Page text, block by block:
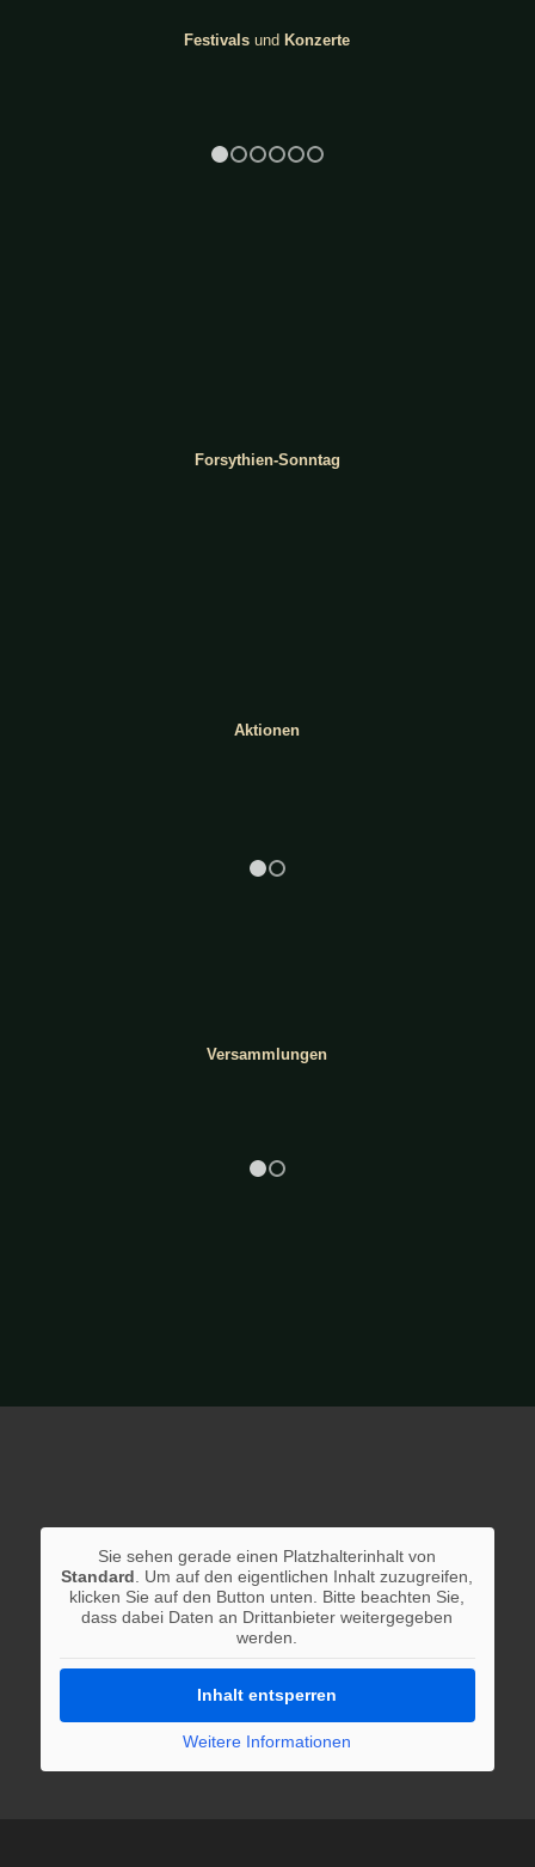
Festivals und Konzerte
Forsythien-Sonntag
Aktionen
Versammlungen
Sie sehen gerade einen Platzhalterinhalt von
Standard . Um auf den eigentlichen Inhalt zuzugreifen,
klicken Sie auf den Button unten. Bitte beachten Sie,
dass dabei Daten an Drittanbieter weitergegeben
werden.
Inhalt entsperren
Weitere Informationen